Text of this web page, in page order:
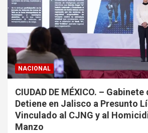
NACIONAL
CIUDAD DE MÉXICO. –
Detiene en Jalisco a Presunto
Vinculado al CJNG y al
Manzo